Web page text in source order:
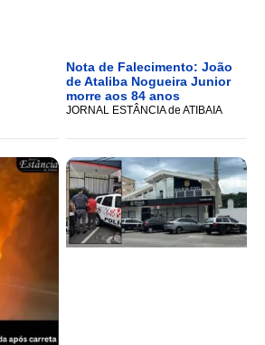
Nota de Falecimento: João
de Ataliba Nogueira Junior
morre aos 84 anos
JORNAL ESTÂNCIA de ATIBAIA